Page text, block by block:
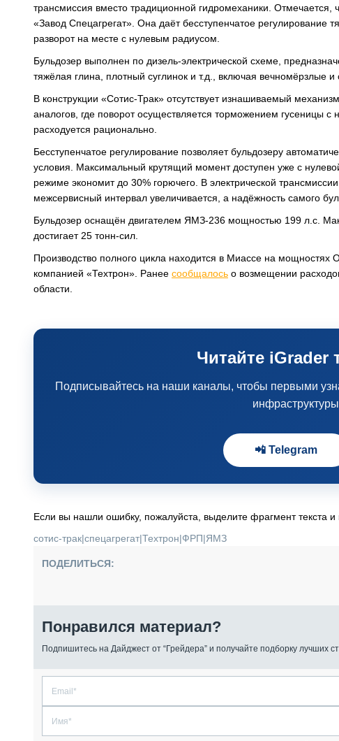
трансмиссия вместо традиционной гидромеханики.
«Завод Спецагрегат». Она даёт бесступенчатое регулирование
разворот на месте с нулевым радиусом.
Бульдозер выполнен по дизель-электрической схеме,
тяжёлая глина, плотный суглинок и т.д., включая вечномёрзлые
В конструкции «Сотис-Трак» отсутствует изнашиваемый
аналогов, где поворот осуществляется торможением гусеницы
расходуется рационально.
Бесступенчатое регулирование позволяет бульдозеру
условия. Максимальный крутящий момент доступен уже с
режиме экономит до 30% горючего. В электрической
межсервисный интервал увеличивается, а надёжность самого
Бульдозер оснащён двигателем ЯМЗ-236 мощностью 199 л.с.
достигает 25 тонн-сил.
Производство полного цикла находится в Миассе на
компанией «Техтрон». Ранее сообщалось о возмещении
области.
Читайте iGrader
Подписывайтесь на наши каналы, чтобы первыми
📲 Telegram
Если вы нашли ошибку, пожалуйста, выделите фрагмент текста
сотис-трак|спецагрегат|Техтрон|ФРП|ЯМЗ
ПОДЕЛИТЬСЯ:
Понравился материал?
Подпишитесь на Дайджест от “Грейдера” и получайте подборку лучших